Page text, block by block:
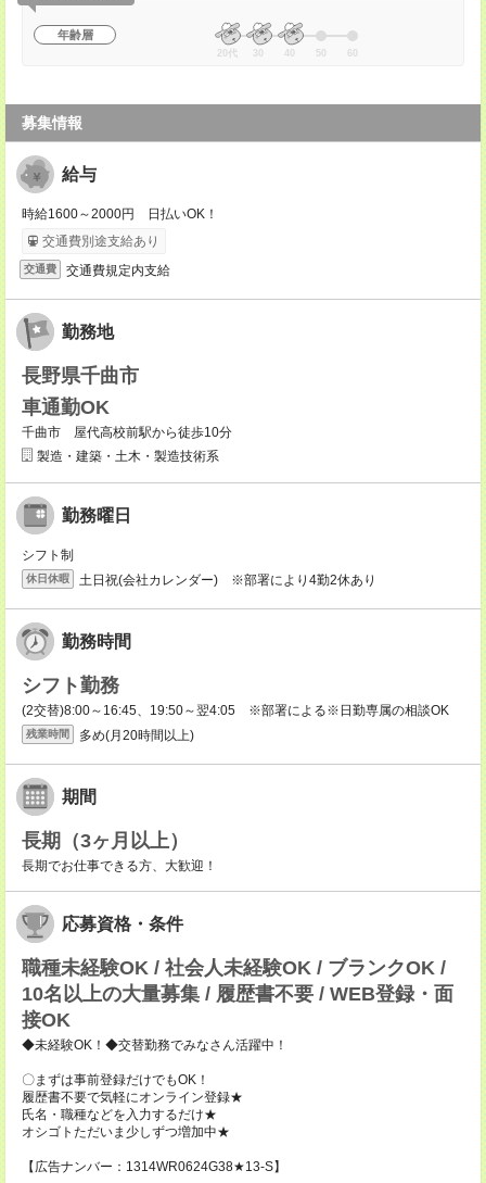
年齢層
20代 30 40 50 60
募集情報
給与
時給1600～2000円 日払いOK！
交通費別途支給あり
交通費 交通費規定内支給
勤務地
長野県千曲市
車通勤OK
千曲市 屋代高校前駅から徒歩10分
製造・建築・土木・製造技術系
勤務曜日
シフト制
休日休暇 土日祝(会社カレンダー) ※部署により4勤2休あり
勤務時間
シフト勤務
(2交替)8:00～16:45、19:50～翌4:05 ※部署による※日勤専属の相談OK
残業時間 多め(月20時間以上)
期間
長期（3ヶ月以上）
長期でお仕事できる方、大歓迎！
応募資格・条件
職種未経験OK / 社会人未経験OK / ブランクOK /
10名以上の大量募集 / 履歴書不要 / WEB登録・面
接OK
◆未経験OK！◆交替勤務でみなさん活躍中！
〇まずは事前登録だけでもOK！
履歴書不要で気軽にオンライン登録★
氏名・職種などを入力するだけ★
オシゴトただいま少しずつ増加中★
【広告ナンバー：1314WR0624G38★13-S】